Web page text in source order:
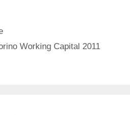
Working Capital 2011